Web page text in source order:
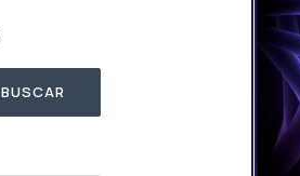
BUSCAR